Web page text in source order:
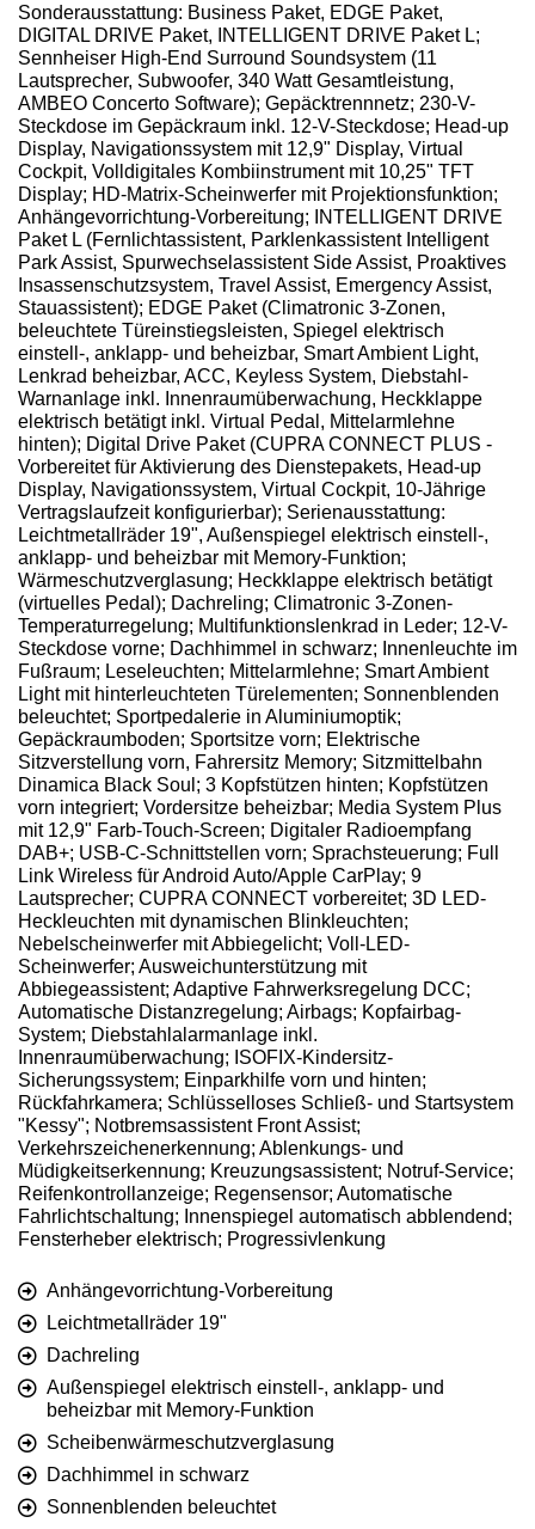
Sonderausstattung: Business Paket, EDGE Paket,
DIGITAL DRIVE Paket, INTELLIGENT DRIVE Paket L;
Sennheiser High-End Surround Soundsystem (11
Lautsprecher, Subwoofer, 340 Watt Gesamtleistung,
AMBEO Concerto Software); Gepäcktrennnetz; 230-V-
Steckdose im Gepäckraum inkl. 12-V-Steckdose; Head-up
Display, Navigationssystem mit 12,9" Display, Virtual
Cockpit, Volldigitales Kombiinstrument mit 10,25" TFT
Display; HD-Matrix-Scheinwerfer mit Projektionsfunktion;
Anhängevorrichtung-Vorbereitung; INTELLIGENT DRIVE
Paket L (Fernlichtassistent, Parklenkassistent Intelligent
Park Assist, Spurwechselassistent Side Assist, Proaktives
Insassenschutzsystem, Travel Assist, Emergency Assist,
Stauassistent); EDGE Paket (Climatronic 3-Zonen,
beleuchtete Türeinstiegsleisten, Spiegel elektrisch
einstell-, anklapp- und beheizbar, Smart Ambient Light,
Lenkrad beheizbar, ACC, Keyless System, Diebstahl-
Warnanlage inkl. Innenraumüberwachung, Heckklappe
elektrisch betätigt inkl. Virtual Pedal, Mittelarmlehne
hinten); Digital Drive Paket (CUPRA CONNECT PLUS -
Vorbereitet für Aktivierung des Dienstepakets, Head-up
Display, Navigationssystem, Virtual Cockpit, 10-Jährige
Vertragslaufzeit konfigurierbar); Serienausstattung:
Leichtmetallräder 19", Außenspiegel elektrisch einstell-,
anklapp- und beheizbar mit Memory-Funktion;
Wärmeschutzverglasung; Heckklappe elektrisch betätigt
(virtuelles Pedal); Dachreling; Climatronic 3-Zonen-
Temperaturregelung; Multifunktionslenkrad in Leder; 12-V-
Steckdose vorne; Dachhimmel in schwarz; Innenleuchte im
Fußraum; Leseleuchten; Mittelarmlehne; Smart Ambient
Light mit hinterleuchteten Türelementen; Sonnenblenden
beleuchtet; Sportpedalerie in Aluminiumoptik;
Gepäckraumboden; Sportsitze vorn; Elektrische
Sitzverstellung vorn, Fahrersitz Memory; Sitzmittelbahn
Dinamica Black Soul; 3 Kopfstützen hinten; Kopfstützen
vorn integriert; Vordersitze beheizbar; Media System Plus
mit 12,9" Farb-Touch-Screen; Digitaler Radioempfang
DAB+; USB-C-Schnittstellen vorn; Sprachsteuerung; Full
Link Wireless für Android Auto/Apple CarPlay; 9
Lautsprecher; CUPRA CONNECT vorbereitet; 3D LED-
Heckleuchten mit dynamischen Blinkleuchten;
Nebelscheinwerfer mit Abbiegelicht; Voll-LED-
Scheinwerfer; Ausweichunterstützung mit
Abbiegeassistent; Adaptive Fahrwerksregelung DCC;
Automatische Distanzregelung; Airbags; Kopfairbag-
System; Diebstahlalarmanlage inkl.
Innenraumüberwachung; ISOFIX-Kindersitz-
Sicherungssystem; Einparkhilfe vorn und hinten;
Rückfahrkamera; Schlüsselloses Schließ- und Startsystem
"Kessy"; Notbremsassistent Front Assist;
Verkehrszeichenerkennung; Ablenkungs- und
Müdigkeitserkennung; Kreuzungsassistent; Notruf-Service;
Reifenkontrollanzeige; Regensensor; Automatische
Fahrlichtschaltung; Innenspiegel automatisch abblendend;
Fensterheber elektrisch; Progressivlenkung
Anhängevorrichtung-Vorbereitung
Leichtmetallräder 19"
Dachreling
Außenspiegel elektrisch einstell-, anklapp- und
beheizbar mit Memory-Funktion
Scheibenwärmeschutzverglasung
Dachhimmel in schwarz
Sonnenblenden beleuchtet